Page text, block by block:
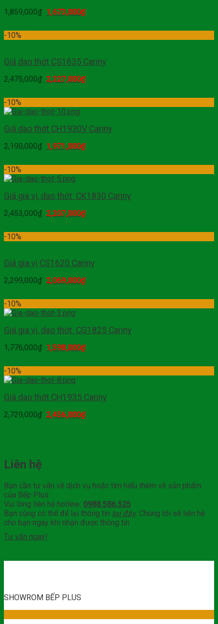
1,859,000₫ 1,673,000₫
-10%
Giá dao thớt CS1635 Cariny
2,475,000₫ 2,227,000₫
-10%
Giá dao thớt CH1930V Cariny
2,190,000₫ 1,971,000₫
-10%
Giá gia vị, dao thớt CK1830 Cariny
2,453,000₫ 2,207,000₫
-10%
Giá gia vị CS1620 Cariny
2,299,000₫ 2,069,000₫
-10%
Giá gia vị, dao thớt CG1825 Cariny
1,776,000₫ 1,598,000₫
-10%
Giá dao thớt CH1935 Cariny
2,729,000₫ 2,456,000₫
Liên hệ
Bạn cần tư vấn về dịch vụ hoặc tìm hiểu thêm về sản phẩm
của Bếp Plus
Vui lòng liên hệ hotline: 0988.586.525
Bạn cũng có thể để lại thông tin tại đây. Chúng tôi sẽ liên hệ
cho bạn ngay khi nhận được thông tin
Tư vấn ngay!
SHOWROM BẾP PLUS